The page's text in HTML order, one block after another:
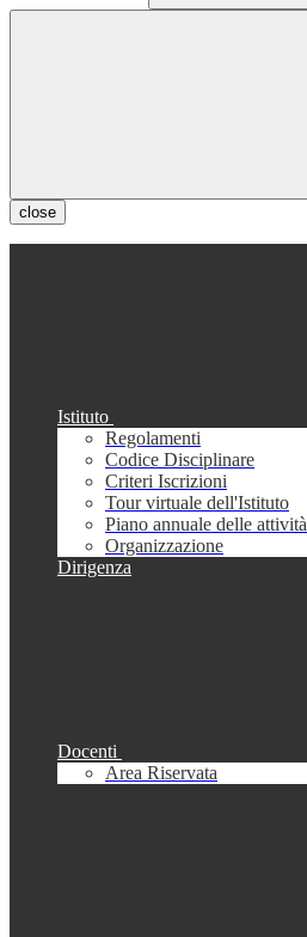
close
Istituto
Regolamenti
Codice Disciplinare
Criteri Iscrizioni
Tour virtuale dell'Istituto
Piano annuale delle attività
Organizzazione
Dirigenza
Docenti
Area Riservata